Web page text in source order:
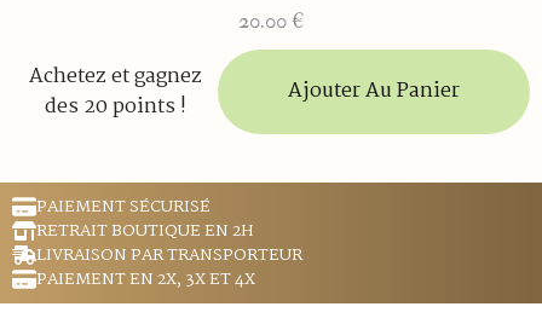
20.00 €
Achetez et gagnez
des 20 points !
Ajouter Au Panier
PAIEMENT SÉCURISÉ
RETRAIT BOUTIQUE EN 2H
LIVRAISON PAR TRANSPORTEUR
PAIEMENT EN 2X, 3X ET 4X